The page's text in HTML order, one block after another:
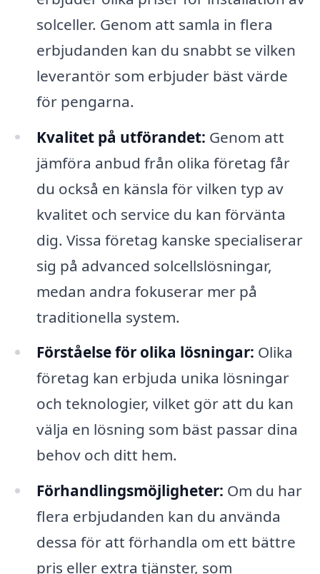
solceller. Genom att samla in flera
erbjudanden kan du snabbt se vilken
leverantör som erbjuder bäst värde
för pengarna.
Kvalitet på utförandet: Genom att
jämföra anbud från olika företag får
du också en känsla för vilken typ av
kvalitet och service du kan förvänta
dig. Vissa företag kanske specialiserar
sig på advanced solcellslösningar,
medan andra fokuserar mer på
traditionella system.
Förståelse för olika lösningar: Olika
företag kan erbjuda unika lösningar
och teknologier, vilket gör att du kan
välja en lösning som bäst passar dina
behov och ditt hem.
Förhandlingsmöjligheter: Om du har
flera erbjudanden kan du använda
dessa för att förhandla om ett bättre
pris eller extra tjänster, som